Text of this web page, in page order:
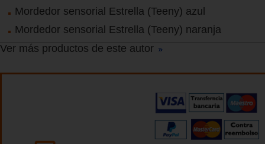
Mordedor sensorial Estrella (Teeny) azul
Mordedor sensorial Estrella (Teeny) naranja
Ver más productos de este autor